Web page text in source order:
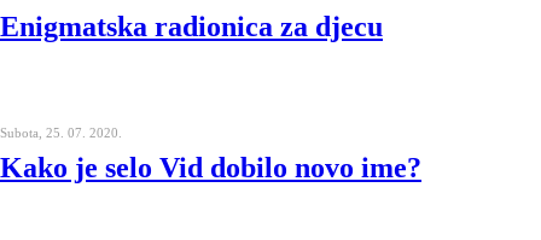
Enigmatska radionica za djecu
Subota, 25. 07. 2020.
Kako je selo Vid dobilo novo ime?